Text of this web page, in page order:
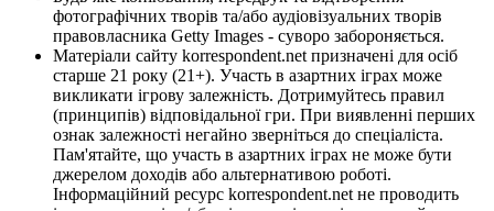
фотографічних творів та/або аудіовізуальних творів
правовласника Getty Images - суворо забороняється.
Матеріали сайту korrespondent.net призначені для осіб
старше 21 року (21+). Участь в азартних іграх може
викликати ігрову залежність. Дотримуйтесь правил
(принципів) відповідальної гри. При виявленні перших
ознак залежності негайно зверніться до спеціаліста.
Пам'ятайте, що участь в азартних іграх не може бути
джерелом доходів або альтернативою роботі.
Інформаційний ресурс korrespondent.net не проводить